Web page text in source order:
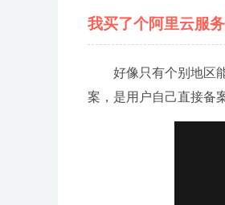
我买了个阿里云服
好像只有个别地区
案，是用户自己直接备